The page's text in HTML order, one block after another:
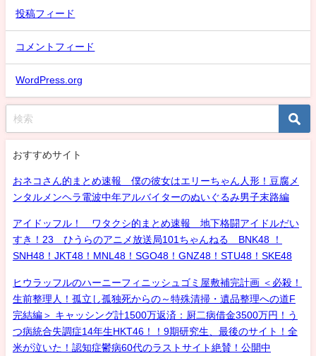
投稿フィード
コメントフィード
WordPress.org
おすすめサイト
おネコさん的まとめ速報 僕の彼女はエリーちゃん人形！豆腐メ
ンタルメンヘラ電波中年アルバイターのぬいぐるみ男子末路編
アイドッフル！ ワタクシ的まとめ速報 地下格闘アイドルだい
すき！23 ひうらのアニメ放送局101ちゃんねる BNK48 ！
SNH48！JKT48！MNL48！SGO48！GNZ48！STU48！SKE48
ヒウラッフルのハーニーフィニッシュゴミ屋敷補完計画 ＜必殺！
生前整理人！孤立し孤独死からの～特殊清掃・遺品整理への道F
完結編＞ キャッシング計1500万返済：厨二病借金3500万円！う
つ病統合失調症14年生HKT46！！9期研究生、最後のサイト！全
米が泣いた！認知症鬱病60代のラストサイト絶賛！公開中